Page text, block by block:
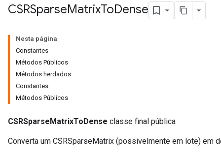
CSRSparseMatrixToDense
Nesta página
Constantes
Métodos Públicos
Métodos herdados
Constantes
Métodos Públicos
CSRSparseMatrixToDense classe final pública
Converta um CSRSparseMatrix (possivelmente em lote) em